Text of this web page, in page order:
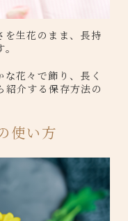
を生花のまま、長持
花々で飾り、長く
紹介する保存方法の
使い方